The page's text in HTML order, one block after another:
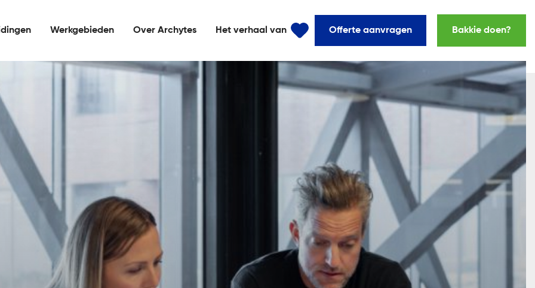
Werkgebieden Over Archytes Het verhaal van Offerte aanvragen Bakkie doen?